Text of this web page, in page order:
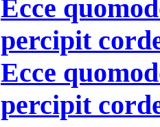
Ecce
percipit
Ecce
percipit